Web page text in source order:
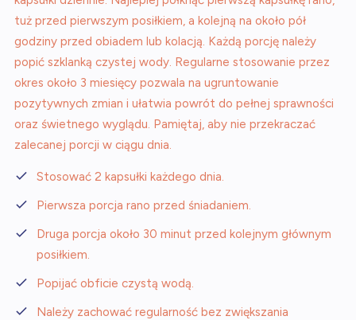
tuż przed pierwszym posiłkiem, a kolejną na około pół
godziny przed obiadem lub kolacją. Każdą porcję należy
popić szklanką czystej wody. Regularne stosowanie przez
okres około 3 miesięcy pozwala na ugruntowanie
pozytywnych zmian i ułatwia powrót do pełnej sprawności
oraz świetnego wyglądu. Pamiętaj, aby nie przekraczać
zalecanej porcji w ciągu dnia.
Stosować 2 kapsułki każdego dnia.
Pierwsza porcja rano przed śniadaniem.
Druga porcja około 30 minut przed kolejnym głównym
posiłkiem.
Popijać obficie czystą wodą.
Należy zachować regularność bez zwiększania